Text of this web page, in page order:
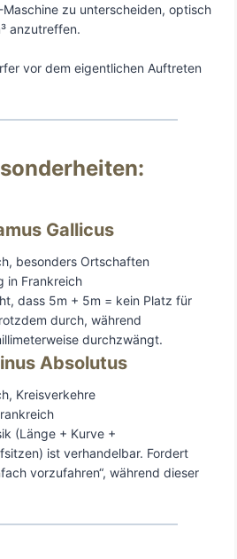
zu unterscheiden, optisch
anzutreffen.
vor dem eigentlichen Auftreten
Gallicus
besonders Ortschaften
in Frankreich
dass 5m + 5m = kein Platz für
durch, während
durchzwängt.
Absolutus
Kreisverkehre
(Länge + Kurve +
ist verhandelbar. Fordert
vorzufahren“, während dieser